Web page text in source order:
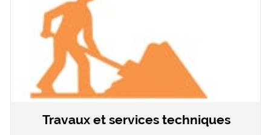
Travaux et services techniques